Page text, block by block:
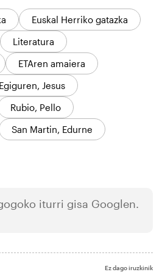
Euskal Herriko gatazka
Literatura
ETAren amaiera
Egiguren, Jesus
Rubio, Pello
San Martin, Edurne
iturri gisa Googlen.
Ez dago iruzkinik